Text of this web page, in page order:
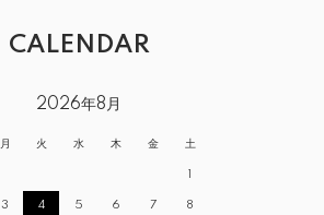
CALENDAR
2026年8月
月 火 水 木 金 土
1
3 4 5 6 7 8